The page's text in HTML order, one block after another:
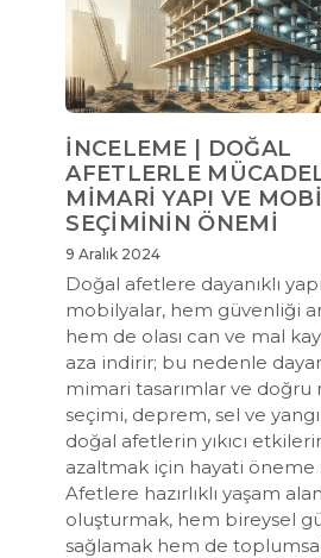
İNCELEME | DOĞAL
AFETLERLE
MİMARİ YAPI VE
SEÇİMİNİN ÖNEMİ
9 Aralık 2024
Doğal afetlere dayanıklı
mobilyalar, hem güvenliği
hem de olası can ve mal
aza indirir; bu nedenle
mimari tasarımlar ve doğru
seçimi, deprem, sel ve
doğal afetlerin yıkıcı
azaltmak için hayati öneme
Afetlere hazırlıklı yaşam
oluşturmak, hem bireysel
sağlamak hem de